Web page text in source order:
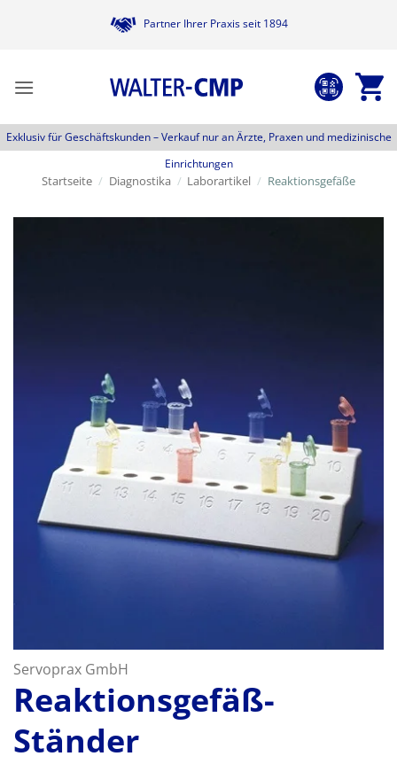
Partner Ihrer Praxis seit 1894
Exklusiv für Geschäftskunden –Verkauf nur an Ärzte, Praxen und medizinische
Einrichtungen
Startseite / Diagnostika / Laborartikel / Reaktionsgefäße
Servoprax GmbH
Reaktionsgefäß-
Ständer